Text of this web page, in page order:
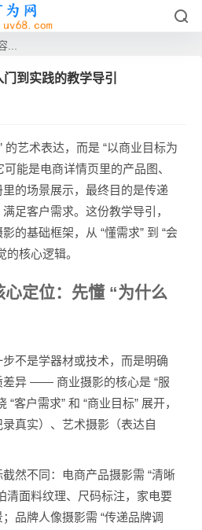
...
到实践的教学导引
的艺术表达，而是 “以商业目标为
能是电商详情页里的产品图、
的场景展示，最终目的是传递
足客户需求。这份教学导引，
的基础框架，从 “懂需求” 到 “会
核心逻辑。
定位：先懂 “为什么
不是学器材或技术，而是明确
差异 —— 商业摄影的核心是 “服
客户需求” 和 “商业目标” 展开，
真实）、艺术摄影（表达自
不同：电商产品摄影需 “清晰
清面料纹理、尺码标注，家电要
品牌人像摄影需 “传递品牌调